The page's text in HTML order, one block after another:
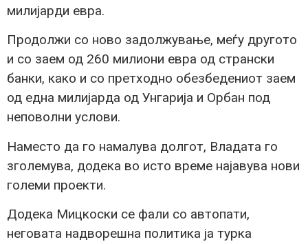
милијарди евра.
Продолжи со ново задолжување, меѓу другото
и со заем од 260 милиони евра од странски
банки, како и со претходно обезбедениот заем
од една милијарда од Унгарија и Орбан под
неповолни услови.
Наместо да го намалува долгот, Владата го
зголемува, додека во исто време најавува нови
големи проекти.
Додека Мицкоски се фали со автопати,
неговата надворешна политика ја турка